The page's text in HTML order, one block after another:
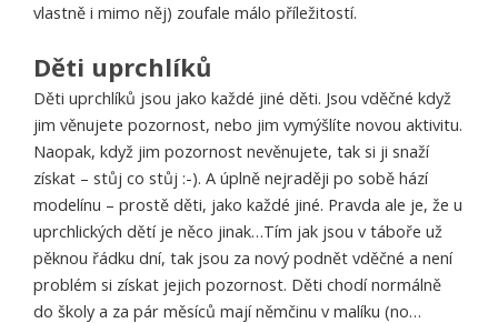
vlastně i mimo něj) zoufale málo příležitostí.
Děti uprchlíků
Děti uprchlíků jsou jako každé jiné děti. Jsou vděčné když
jim věnujete pozornost, nebo jim vymýšlíte novou aktivitu.
Naopak, když jim pozornost nevěnujete, tak si ji snaží
získat – stůj co stůj :-). A úplně nejraději po sobě hází
modelínu – prostě děti, jako každé jiné. Pravda ale je, že u
uprchlických dětí je něco jinak…Tím jak jsou v táboře už
pěknou řádku dní, tak jsou za nový podnět vděčné a není
problém si získat jejich pozornost. Děti chodí normálně
do školy a za pár měsíců mají němčinu v malíku (no…